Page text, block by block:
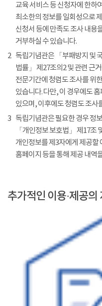
교육 서비스 등 신청자에 한하
최소한의 정보를 일회성으로
신청서 등에 만족도 조사 내용
거부하실 수 있습니다.
2 독립기념관은 「부패방지 및
법률」 제27조의2 및 관련 근
전문기간에 청렴도 조사를 위
있습니다. 다만, 이 경우에도
있으며, 이후에도 청렴도 조사
3 독립기념관은 필요한 경우 정
「개인정보 보호법」 제17조
개인정보를 제3자에게 제공할
홈페이지 등을 통해 제공 내역
추가적인 이용·제공